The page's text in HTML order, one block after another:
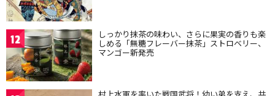
12 しっかり抹茶の味わい、さらに果実の香りも楽
しめる「無糖フレーバー抹茶」ストロベリー、
マンゴー新発売